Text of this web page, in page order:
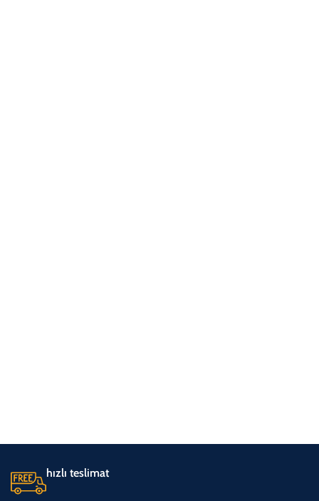
hızlı teslimat